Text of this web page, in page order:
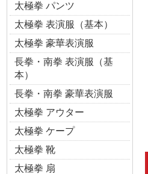
太極拳 パンツ
太極拳 表演服（基本）
太極拳 豪華表演服
長拳・南拳 表演服（基
本）
長拳・南拳 豪華表演服
太極拳 アウター
太極拳 ケープ
太極拳 靴
太極拳 扇